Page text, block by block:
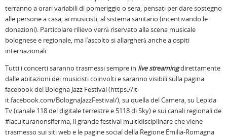
terranno a orari variabili di pomeriggio o sera, pensati per dare sostegno
alle persone a casa, ai musicisti, al sistema sanitario (incentivando le
donazioni). Particolare rilievo verrà riservato alla scena musicale
bolognese e regionale, ma l’ascolto si allargherà anche a ospiti
internazionali.
Tutti i concerti saranno trasmessi sempre in live streamingdirettamente
dalle abitazioni dei musicisti coinvolti e saranno visibili sulla pagina
facebook del Bologna Jazz Festival (https://it-
it.facebook.com/BolognaJazzFestival/), su quella del Camera, su Lepida
Tv (canale 118 del digitale terrestre e 5118 di Sky) e sui canali regionali de
#laculturanonsiferma, il grande festival multidisciplinare che viene
trasmesso sui siti web e le pagine social della Regione Emilia-Romagna